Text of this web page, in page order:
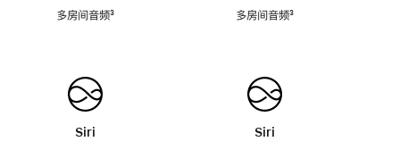
多房间音频脚
³
Siri
多房间音频脚
³
Siri